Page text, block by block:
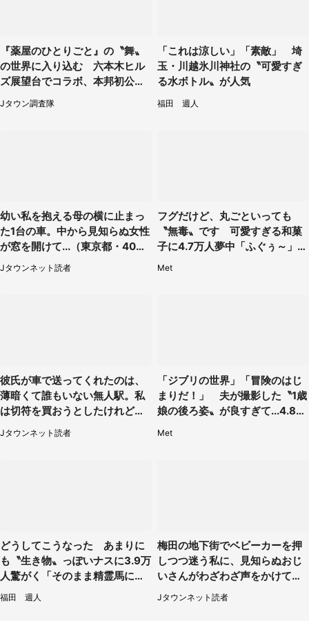
『薬屋のひとりごと』の〝舞〟
の世界に入り込む 六本木ヒル
ズ展望台でコラボ、本邦初公開
の「猫猫像」も【8／1～10／2
6】
Jタウン調査隊
「これは涼しい」「素敵」 埼
玉・川越氷川神社の〝可愛すぎ
る水ボトル〟が人気
福田 週人
幼い私を抱える母の横に止まっ
た1台の車。中から見知らぬ女性
が窓を開けて...（東京都・40代
Jタウンネット読者
フグだけど、丸ごといっても
〝無毒〟です 可愛すぎる和菓
子に4.7万人夢中「ふぐぅ～」
Met
彼氏が車で送ってくれたのは、
薄暗くて誰もいない無人駅。私
は切符を買おうとしたけれど
（山形県・20代女性）
Jタウンネット読者
「ジブリの世界」「冒険のはじ
まりだ！」 夫が撮影した〝1歳
娘の後ろ姿〟が良すぎて...4.8万
Met
どうしてこうなった あまりに
も〝生き物〟っぽいナスに3.9万
人驚がく「そのまま精霊馬に使
えそう」
福田 週人
梅田の地下街でベビーカーを押
しつつ迷う私に、見知らぬおじ
いさんがわざわざ声をかけてき
て（兵庫県・30代女性）
Jタウンネット読者